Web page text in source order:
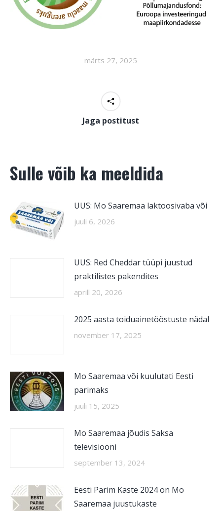
märts 27, 2025
Jaga postitust
Sulle võib ka meeldida
UUS: Mo Saaremaa laktoosivaba või
juuli 6, 2026
UUS: Red Cheddar tüüpi juustud
praktilistes pakendites
aprill 20, 2026
2025 aasta toiduainetööstuste nädal
november 17, 2025
Mo Saaremaa või kuulutati Eesti
parimaks
juuli 15, 2025
Mo Saaremaa jõudis Saksa
televisiooni
september 13, 2024
Eesti Parim Kaste 2024 on Mo
Saaremaa juustukaste